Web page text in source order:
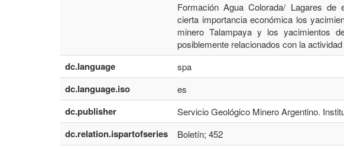
Formación Agua Colorada/ Lagares de
cierta importancia económica los
minero Talampaya y los yacimientos
posiblemente relacionados con la
dc.language spa
dc.language.iso es
dc.publisher Servicio Geológico Minero Argentino.
dc.relation.ispartofseries Boletín; 452